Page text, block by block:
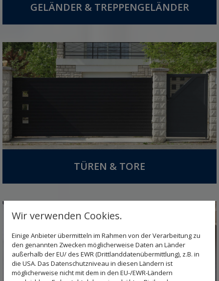
GELÄNDER & TREPPENGELÄNDER
TÜREN & TORE
Wir verwenden Cookies.
Einige Anbieter übermitteln im Rahmen von der Verarbeitung zu
den genannten Zwecken möglicherweise Daten an Länder
außerhalb der EU/ des EWR (Drittlanddatenübermittlung), z.B. in
die USA. Das Datenschutzniveau in diesen Ländern ist
möglicherweise nicht mit dem in den EU-/EWR-Ländern